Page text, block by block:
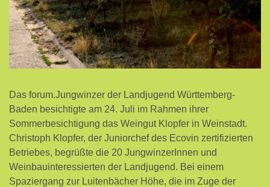
Das forum.Jungwinzer der Landjugend Württemberg-
Baden besichtigte am 24. Juli im Rahmen ihrer
Sommerbesichtigung das Weingut Klopfer in Weinstadt.
Christoph Klopfer, der Juniorchef des Ecovin zertifizierten
Betriebes, begrüßte die 20 JungwinzerInnen und
Weinbauinteressierten der Landjugend. Bei einem
Spaziergang zur Luitenbächer Höhe, die im Zuge der